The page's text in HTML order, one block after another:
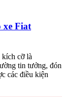
xe Fiat
cỡ là
tin tưởng, đón
các điều kiện